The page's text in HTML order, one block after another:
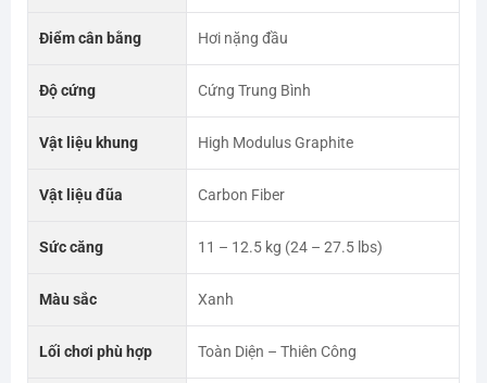
Điểm cân bằng Hơi nặng đầu
Độ cứng Cứng Trung Bình
Vật liệu khung High Modulus Graphite
Vật liệu đũa Carbon Fiber
Sức căng 11 – 12.5 kg (24 – 27.5 lbs)
Màu sắc Xanh
Lối chơi phù hợp Toàn Diện – Thiên Công